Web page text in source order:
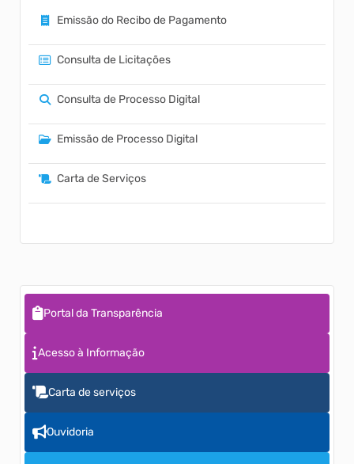
Emissão do Recibo de Pagamento
Consulta de Licitações
Consulta de Processo Digital
Emissão de Processo Digital
Carta de Serviços
Portal da Transparência
Acesso à Informação
Carta de serviços
Ouvidoria